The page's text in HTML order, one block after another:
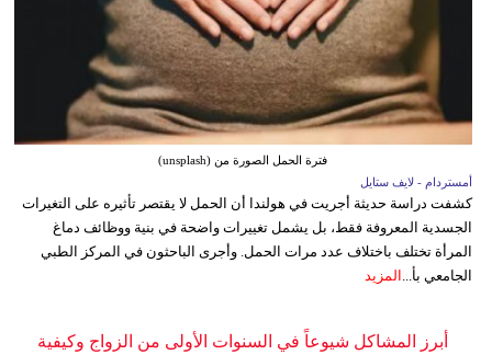
فترة الحمل الصورة من (unsplash)
أمستردام - لايف ستايل
كشفت دراسة حديثة أجريت في هولندا أن الحمل لا يقتصر تأثيره على التغيرات
الجسدية المعروفة فقط، بل يشمل تغييرات واضحة في بنية ووظائف دماغ
المرأة تختلف باختلاف عدد مرات الحمل. وأجرى الباحثون في المركز الطبي
الجامعي بأ... المزيد
أبرز المشاكل شيوعاً في السنوات الأولى من الزواج وكيفية